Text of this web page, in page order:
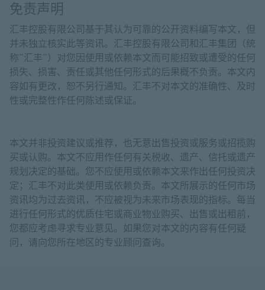
免责声明
汇丰控股有限公司基于其认为可靠的公开资料编写本文，但
并未独立核实此等资讯。汇丰控股有限公司和汇丰集团（统
称“汇丰”）对您因使用或依赖本文而可能招致或遭受的任何
损失、损害、责任或其他任何形式的后果概不负责。本文内
容如有更改，恕不另行通知。汇丰不对本文的准确性、及时
性或完整性作任何陈述或保证。
本文并非投资建议或推荐，也无意出售投资或服务或招揽购
买或认购。本文不应用作任何有关税收、遗产、信托或遗产
规划决定的基础。您不应使用或依赖本文来作出任何投资决
定；汇丰不对此类使用或依赖负责。本文所展示的任何市场
资讯均为过去资讯，不应被视为未来市场表现的指标。每当
进行任何形式的优质住宅或商业物业购买、出售或出租前，
您都应考虑寻求专业意见。如果您对本文的内容有任何疑
问，请向您所在地区的专业顾问查询。